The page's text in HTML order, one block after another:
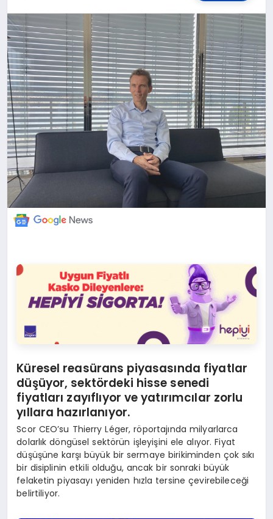
OTOMOBIL
KÜNYE
İLETIŞIM
Küresel reasürans piyasasında fiyatlar
düşüyor, sektördeki hisse senedi
fiyatları zayıflıyor ve yatırımcılar zorlu
yıllara hazırlanıyor.
Scor CEO’su Thierry Léger, röportajında milyarlarca
dolarlık döngüsel sektörün işleyişini ele alıyor. Fiyat
düşüşüne karşı büyük bir sermaye birikiminden çok sıkı
bir disiplinin etkili olduğu, ancak bir sonraki büyük
felaketin piyasayı yeniden hızla tersine çevirebileceği
belirtiliyor.